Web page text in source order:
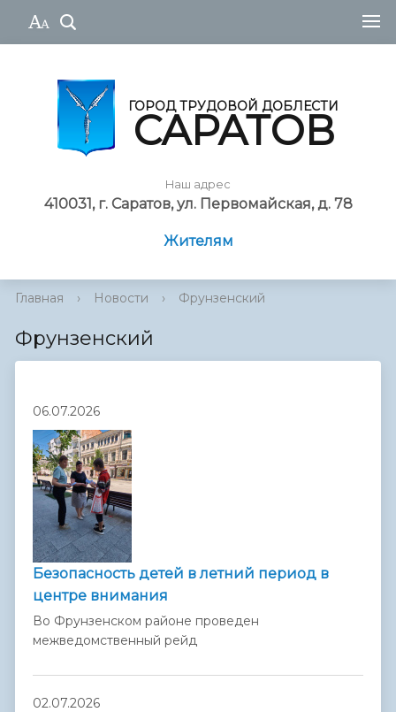
ГОРОД ТРУДОВОЙ ДОБЛЕСТИ
САРАТОВ
Наш адрес
410031, г. Саратов, ул. Первомайская, д. 78
Жителям
Главная › Новости › Фрунзенский
Фрунзенский
06.07.2026
Безопасность детей в летний период в
центре внимания
Во Фрунзенском районе проведен
межведомственный рейд
02.07.2026